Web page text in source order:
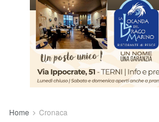
Home Cronaca